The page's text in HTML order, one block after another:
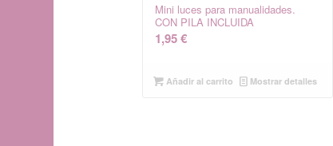
Mini luces para manualidades.
CON PILA INCLUIDA
1,95€
Añadir al carrito Mostrar detalles